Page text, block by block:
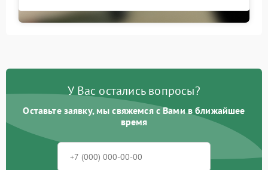
У Вас остались вопросы?
Оставьте заявку, мы свяжемся с Вами в ближайшее
время